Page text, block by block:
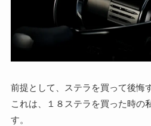
前提として、ステラを買って後悔
これは、１８ステラを買った時の
す。